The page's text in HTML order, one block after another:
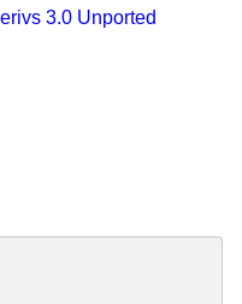
3.0 Unported